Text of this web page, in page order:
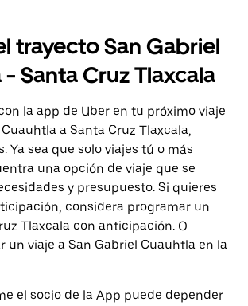
trayecto San Gabriel
Santa Cruz Tlaxcala
la app de Uber en tu próximo viaje
a Santa Cruz Tlaxcala,
Ya sea que solo viajes tú o más
una opción de viaje que se
y presupuesto. Si quieres
considera programar un
Tlaxcala con anticipación. O
un viaje a San Gabriel Cuauhtla en la
el socio de la App puede depender